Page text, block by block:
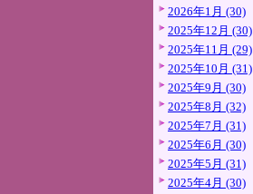
2026年1月 (30)
2025年12月 (30)
2025年11月 (29)
2025年10月 (31)
2025年9月 (30)
2025年8月 (32)
2025年7月 (31)
2025年6月 (30)
2025年5月 (31)
2025年4月 (30)